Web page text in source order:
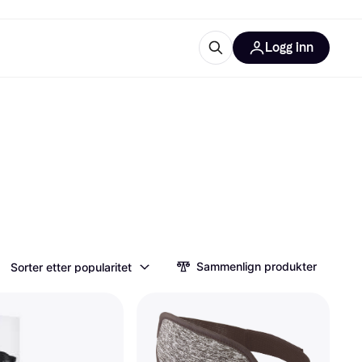
Logg inn
Sorter etter popularitet Sammenlign produkter